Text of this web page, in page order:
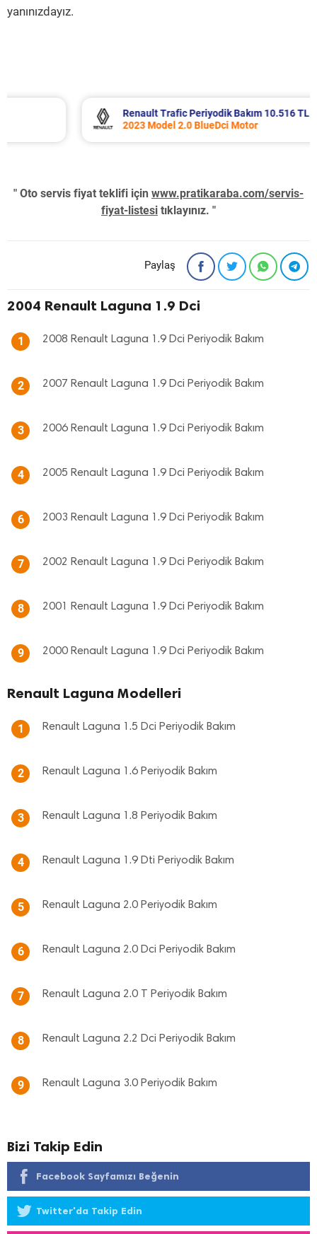
yanınızdayız.
Renault Trafic Periyodik Bakım 10.516 TL
2023 Model 2.0 BlueDci Motor
" Oto servis fiyat teklifi için www.pratikaraba.com/servis-
fiyat-listesi tıklayınız. "
Paylaş
2004 Renault Laguna 1.9 Dci
1 2008 Renault Laguna 1.9 Dci Periyodik Bakım
2 2007 Renault Laguna 1.9 Dci Periyodik Bakım
3 2006 Renault Laguna 1.9 Dci Periyodik Bakım
4 2005 Renault Laguna 1.9 Dci Periyodik Bakım
6 2003 Renault Laguna 1.9 Dci Periyodik Bakım
7 2002 Renault Laguna 1.9 Dci Periyodik Bakım
8 2001 Renault Laguna 1.9 Dci Periyodik Bakım
9 2000 Renault Laguna 1.9 Dci Periyodik Bakım
Renault Laguna Modelleri
1 Renault Laguna 1.5 Dci Periyodik Bakım
2 Renault Laguna 1.6 Periyodik Bakım
3 Renault Laguna 1.8 Periyodik Bakım
4 Renault Laguna 1.9 Dti Periyodik Bakım
5 Renault Laguna 2.0 Periyodik Bakım
6 Renault Laguna 2.0 Dci Periyodik Bakım
7 Renault Laguna 2.0 T Periyodik Bakım
8 Renault Laguna 2.2 Dci Periyodik Bakım
9 Renault Laguna 3.0 Periyodik Bakım
Bizi Takip Edin
Facebook Sayfamızı Beğenin
Twitter'da Takip Edin